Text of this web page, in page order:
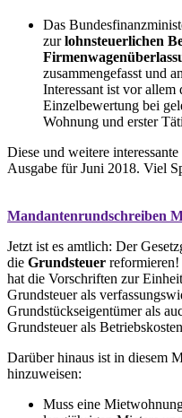
Das
zurlohnsteuerlichen
zusammengefasst und
Interessant ist vor allem
Einzelbewertung bei
Wohnung und erster
Diese und weitere
Ausgabe für Juni 2018. Viel
Mandantenrundschreiben
Jetzt ist es amtlich: Der
die Grundsteuer reformieren!
hat die Vorschriften zur
Grundsteuer als
Grundstückseigentümer als
Grundsteuer als
Darüber hinaus ist in diesem
hinzuweisen:
Muss eine